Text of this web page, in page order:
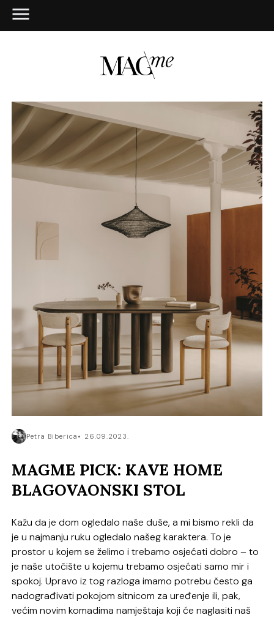
Petra Biberica 26.09.2023.
MAGME PICK: KAVE HOME
BLAGOVAONSKI STOL
Kažu da je dom ogledalo naše duše, a mi bismo rekli da
je u najmanju ruku ogledalo našeg karaktera. To je
prostor u kojem se želimo i trebamo osjećati dobro – to
je naše utočište u kojemu trebamo osjećati samo mir i
spokoj. Upravo iz tog razloga imamo potrebu često ga
nadograđivati pokojom sitnicom za uređenje ili, pak,
većim novim komadima namještaja koji će naglasiti naš